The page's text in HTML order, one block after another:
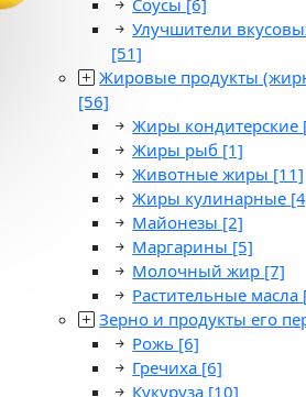
Соусы [6]
Улучшители
[51]
Жировые продукты
[56]
Жиры кондитерские
Жиры рыб [1]
Животные жиры [11]
Жиры кулинарные
Майонезы [2]
Маргарины [5]
Молочный жир [7]
Растительные масла
Зерно и продукты его
Рожь [6]
Гречиха [6]
Кукуруза [10]